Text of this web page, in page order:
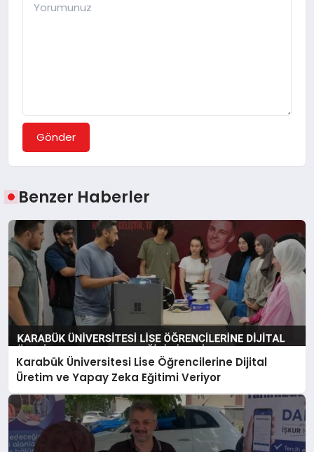
Gönder
Benzer Haberler
Karabük Üniversitesi Lise Öğrencilerine Dijital
Üretim ve Yapay Zeka Eğitimi Veriyor